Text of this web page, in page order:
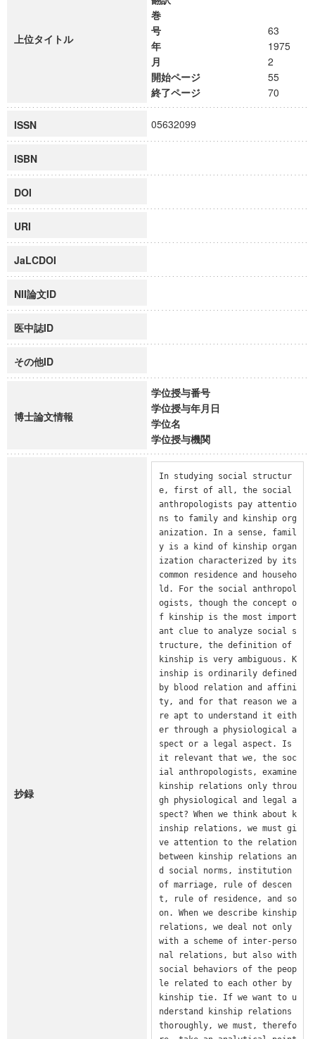
上位タイトル
巻
号
63
年
1975
月
2
開始ページ
55
終了ページ
70
ISSN 05632099
ISBN
DOI
URI
JaLCDOI
NII論文ID
医中誌ID
その他ID
博士論文情報
学位授与番号
学位授与年月日
学位名
学位授与機関
抄録
In studying social structur
e, first of all, the social
anthropologists pay attentio
ns to family and kinship org
anization. In a sense, famil
y is a kind of kinship organ
ization characterized by its
common residence and househo
ld. For the social anthropol
ogists, though the concept o
f kinship is the most import
ant clue to analyze social s
tructure, the definition of
kinship is very ambiguous. K
inship is ordinarily defined
by blood relation and affini
ty, and for that reason we a
re apt to understand it eith
er through a physiological a
spect or a legal aspect. Is
it relevant that we, the soc
ial anthropologists, examine
kinship relations only throu
gh physiological and legal a
spect? When we think about k
inship relations, we must gi
ve attention to the relation
between kinship relations an
d social norms, institution
of marriage, rule of descen
t, rule of residence, and so
on. When we describe kinship
relations, we deal not only
with a scheme of inter-perso
nal relations, but also with
social behaviors of the peop
le related to each other by
kinship tie. If we want to u
nderstand kinship relations
thoroughly, we must, therefo